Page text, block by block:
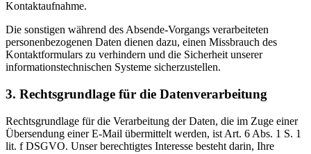
Kontaktaufnahme.
Die sonstigen während des Absende-Vorgangs verarbeiteten
personenbezogenen Daten dienen dazu, einen Missbrauch des
Kontaktformulars zu verhindern und die Sicherheit unserer
informationstechnischen Systeme sicherzustellen.
3. Rechtsgrundlage für die Datenverarbeitung
Rechtsgrundlage für die Verarbeitung der Daten, die im Zuge einer
Übersendung einer E-Mail übermittelt werden, ist Art. 6 Abs. 1 S. 1
lit. f DSGVO. Unser berechtigtes Interesse besteht darin, Ihre